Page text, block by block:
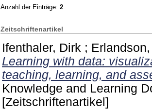
Anzahl der Einträge: 2
Zeitschriftenartikel
Ifenthaler, Dirk ;
Learning with data:
teaching, learning, and
Knowledge and Learning
[Zeitschriftenartikel]